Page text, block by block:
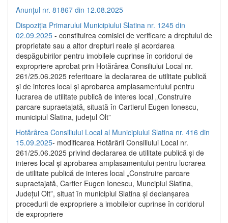
Anunțul nr. 81867 din 12.08.2025
Dispoziția Primarului Municipiului Slatina nr. 1245 din
02.09.2025 - constituirea comisiei de verificare a dreptului de
proprietate sau a altor drepturi reale și acordarea
despăgubirilor pentru imobilele cuprinse în coridorul de
expropriere aprobat prin Hotărârea Consiliului Local nr.
261/25.06.2025 referitoare la declararea de utilitate publică
și de interes local și aprobarea amplasamentului pentru
lucrarea de utilitate publică de interes local „Construire
parcare supraetajată, situată în Cartierul Eugen Ionescu,
municipiul Slatina, județul Olt”
Hotărârea Consiliului Local al Municipiului Slatina nr. 416 din
15.09.2025- modificarea Hotărârii Consiliului Local nr.
261/25.06.2025 privind declararea de utilitate publică și de
interes local și aprobarea amplasamentului pentru lucrarea
de utilitate publică de interes local „Construire parcare
supraetajată, Cartier Eugen Ionescu, Muncipiul Slatina,
Județul Olt”, situat în municipiul Slatina și declanșarea
procedurii de expropriere a imobilelor cuprinse în coridorul
de expropriere